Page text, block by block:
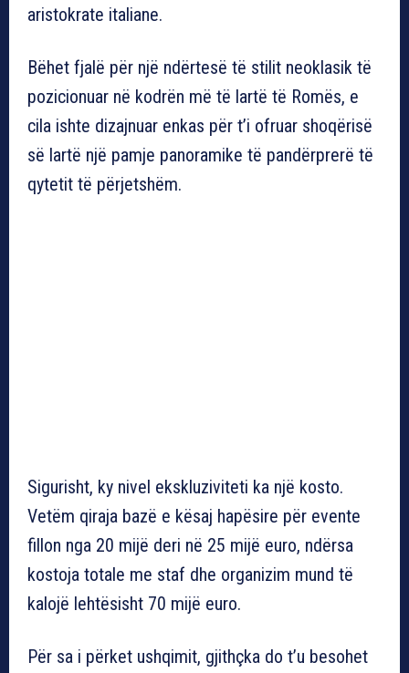
aristokrate italiane.
Bëhet fjalë për një ndërtesë të stilit neoklasik të
pozicionuar në kodrën më të lartë të Romës, e
cila ishte dizajnuar enkas për t’i ofruar shoqërisë
së lartë një pamje panoramike të pandërprerë të
qytetit të përjetshëm.
Sigurisht, ky nivel ekskluziviteti ka një kosto.
Vetëm qiraja bazë e kësaj hapësire për evente
fillon nga 20 mijë deri në 25 mijë euro, ndërsa
kostoja totale me staf dhe organizim mund të
kalojë lehtësisht 70 mijë euro.
Për sa i përket ushqimit, gjithçka do t’u besohet